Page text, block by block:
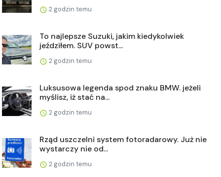
2 godzin temu
To najlepsze Suzuki, jakim kiedykolwiek
jeździłem. SUV powst...
2 godzin temu
Luksusowa legenda spod znaku BMW. jeżeli
myślisz, iż stać na...
2 godzin temu
Rząd uszczelni system fotoradarowy. Już nie
wystarczy nie od...
2 godzin temu